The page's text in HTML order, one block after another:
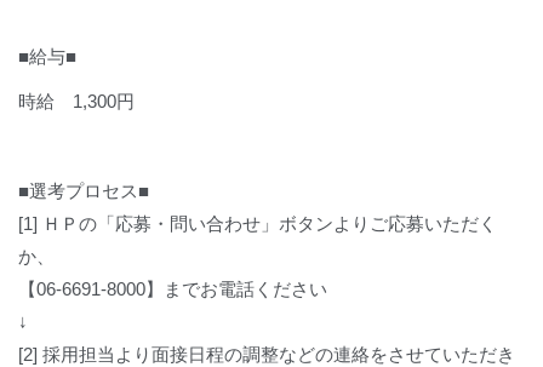
■給与■
時給 1,300円
■選考プロセス■
[1] ＨＰの「応募・問い合わせ」ボタンよりご応募いただく
か、
【06-6691-8000】までお電話ください
↓
[2] 採用担当より面接日程の調整などの連絡をさせていただき